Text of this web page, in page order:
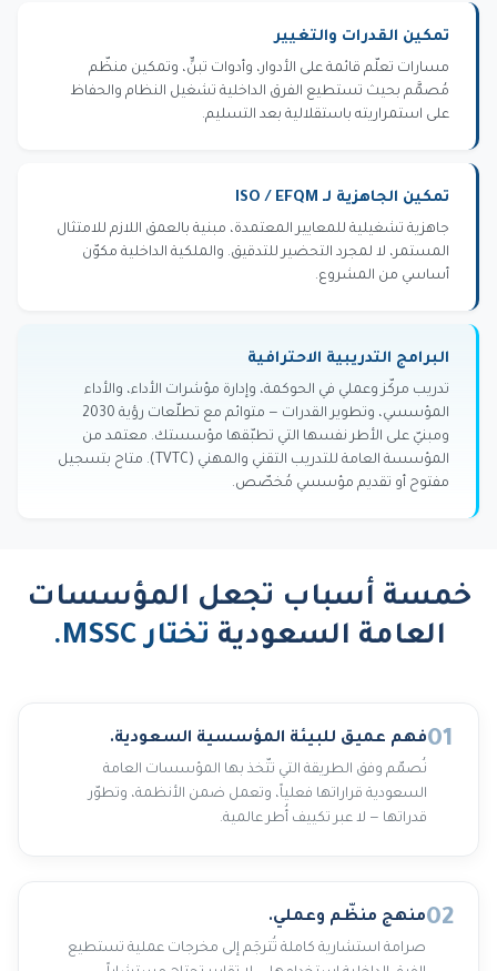
تمكين القدرات والتغيير
مسارات تعلّم قائمة على الأدوار، وأدوات تبنٍّ، وتمكين منظّم
مُصمَّم بحيث تستطيع الفرق الداخلية تشغيل النظام والحفاظ
على استمراريته باستقلالية بعد التسليم.
تمكين الجاهزية لـ ISO / EFQM
جاهزية تشغيلية للمعايير المعتمدة، مبنية بالعمق اللازم للامتثال
المستمر، لا لمجرد التحضير للتدقيق. والملكية الداخلية مكوّن
أساسي من المشروع.
البرامج التدريبية الاحترافية
تدريب مركّز وعملي في الحوكمة، وإدارة مؤشرات الأداء، والأداء
المؤسسي، وتطوير القدرات — متوائم مع تطلّعات رؤية 2030
ومبنيّ على الأطر نفسها التي تطبّقها مؤسستك. معتمد من
المؤسسة العامة للتدريب التقني والمهني (TVTC). متاح بتسجيل
مفتوح أو تقديم مؤسسي مُخصّص.
خمسة أسباب تجعل المؤسسات
العامة السعودية تختار MSSC.
01فهم عميق للبيئة المؤسسية السعودية.
نُصمّم وفق الطريقة التي تتّخذ بها المؤسسات العامة
السعودية قراراتها فعلياً، وتعمل ضمن الأنظمة، وتطوّر
قدراتها — لا عبر تكييف أُطر عالمية.
02منهج منظّم وعملي.
صرامة استشارية كاملة تُترجَم إلى مخرجات عملية تستطيع